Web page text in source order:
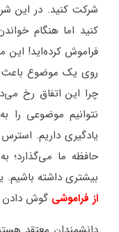
شرکت کنید. در این
کنید اما هنگام
فراموش کرده‌اید! این
روی یک موضوع باعث
چرا این اتفاق رخ
نتوانیم موضوعی
یادگیری داریم.
حافظه ما می‌گذارد؛
بیشتری داشته
از فراموشی گوش